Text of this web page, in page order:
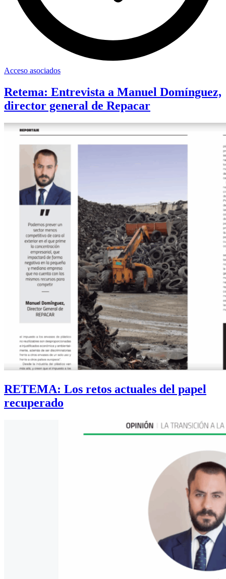
Acceso asociados
Retema: Entrevista a Manuel Domínguez,
director general de Repacar
RETEMA: Los retos actuales del papel
recuperado